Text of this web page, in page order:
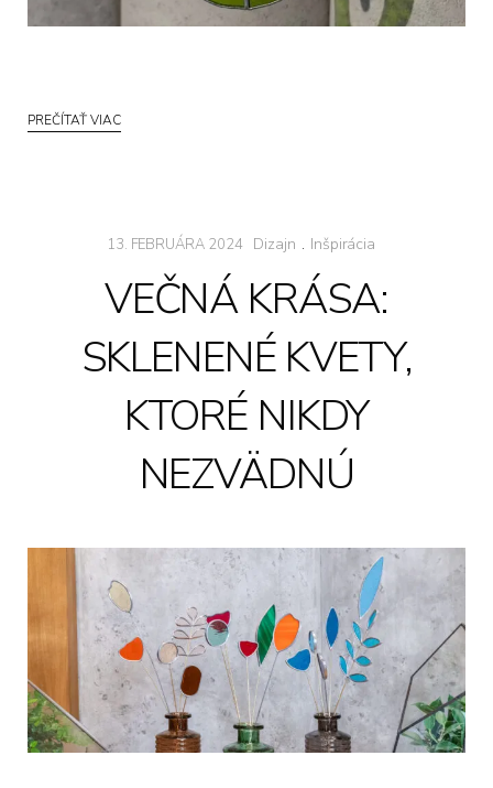
PREČÍTAŤ VIAC
13. FEBRUÁRA 2024 Dizajn . Inšpirácia
VEČNÁ KRÁSA:
SKLENENÉ KVETY,
KTORÉ NIKDY
NEZVÄDNÚ